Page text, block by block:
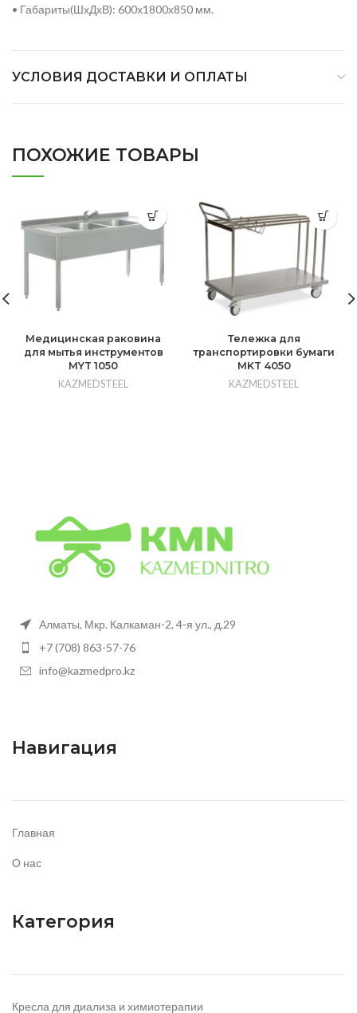
• Габариты(ШхДхВ): 600х1800х850 мм.
УСЛОВИЯ ДОСТАВКИ И ОПЛАТЫ
ПОХОЖИЕ ТОВАРЫ
Медицинская раковина
для мытья инструментов
MYT 1050
KAZMEDSTEEL
Тележка для
транспортировки бумаги
MKT 4050
KAZMEDSTEEL
Алматы, Мкр. Калкаман-2, 4-я ул., д.29
+7 (708) 863-57-76
info@kazmedpro.kz
Навигация
Главная
О нас
Категория
Кресла для диализа и химиотерапии